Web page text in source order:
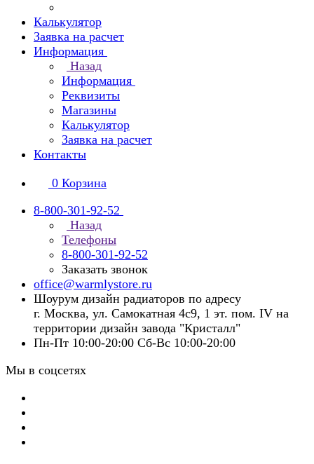
Калькулятор
Заявка на расчет
Информация
Назад
Информация
Реквизиты
Магазины
Калькулятор
Заявка на расчет
Контакты
0 Корзина
8-800-301-92-52
Назад
Телефоны
8-800-301-92-52
Заказать звонок
office@warmlystore.ru
Шоурум дизайн радиаторов по адресу
г. Москва, ул. Самокатная 4с9, 1 эт. пом. IV на
территории дизайн завода "Кристалл"
Пн-Пт 10:00-20:00 Сб-Вс 10:00-20:00
Мы в соцсетях